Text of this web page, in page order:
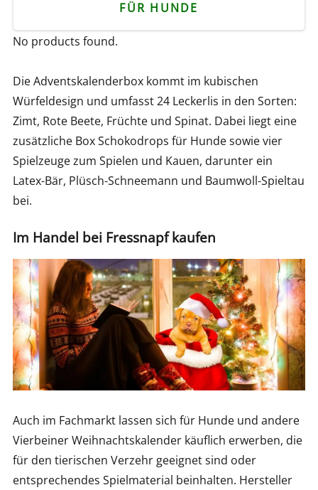
FÜR HUNDE
No products found.
Die Adventskalenderbox kommt im kubischen
Würfeldesign und umfasst 24 Leckerlis in den Sorten:
Zimt, Rote Beete, Früchte und Spinat. Dabei liegt eine
zusätzliche Box Schokodrops für Hunde sowie vier
Spielzeuge zum Spielen und Kauen, darunter ein
Latex-Bär, Plüsch-Schneemann und Baumwoll-Spieltau
bei.
Im Handel bei Fressnapf kaufen
Auch im Fachmarkt lassen sich für Hunde und andere
Vierbeiner Weihnachtskalender käuflich erwerben, die
für den tierischen Verzehr geeignet sind oder
entsprechendes Spielmaterial beinhalten. Hersteller